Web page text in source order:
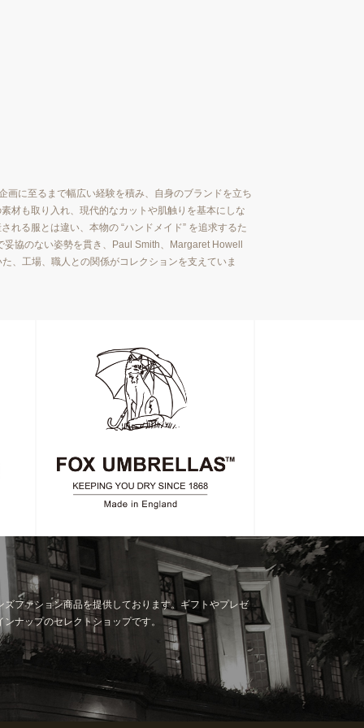
に至るまで幅広い経験を積み、自身のブランドを立ち
材も取り入れ、現代的なカットや肌触りを基本にしな
る服とは違い、本物の “ハンドメイド” を追求するた
協のない姿勢を貫き、Paul Smith、Margaret Howell
、工場、職人との関係がコレクションを支えていま
ファション商品を提供しております。ギフトやプレゼ
ナップのセレクトショップです。